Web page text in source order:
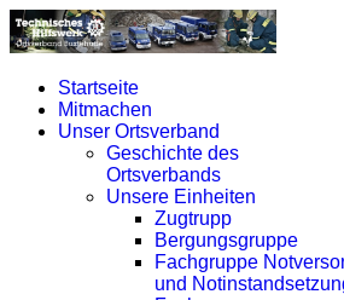
Startseite
Mitmachen
Unser Ortsverband
Geschichte des
Ortsverbands
Unsere Einheiten
Zugtrupp
Bergungsgruppe
Fachgruppe
und